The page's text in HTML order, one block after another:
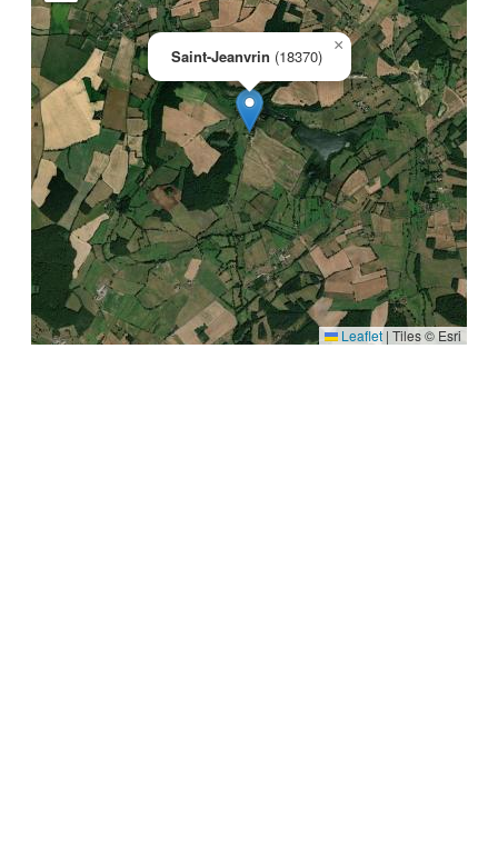
Saint-Jeanvrin (18370)
×
Leaflet | Tiles © Esri